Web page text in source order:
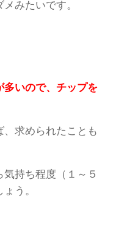
みたいです。
いので、チップを
求められたことも
持ち程度（１～５
う。